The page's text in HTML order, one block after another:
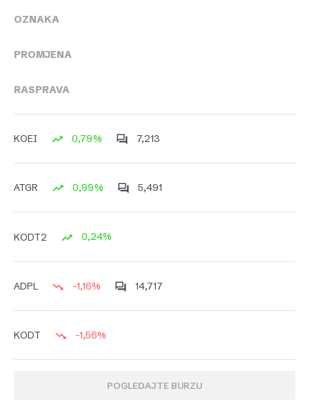
OZNAKA
PROMJENA
RASPRAVA
KOEI 0,79% 7,213
ATGR 0,99% 5,491
KODT2 0,24%
ADPL -1,16% 14,717
KODT -1,56%
POGLEDAJTE BURZU